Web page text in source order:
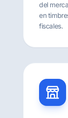
del
en
fiscales.